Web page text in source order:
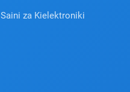
Saini za Kielektroniki